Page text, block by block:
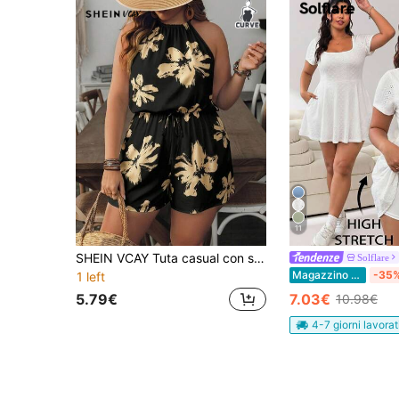
SHEIN VCAY Tuta casual con stampa floreale, taglie comode
1 left
5.79€
11
Solflare
Magazzino EU -
7.03€ 10.98€
4-7 giorni